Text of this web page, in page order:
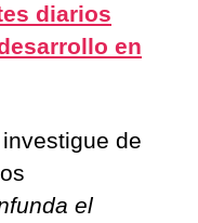
diarios
en
de
el